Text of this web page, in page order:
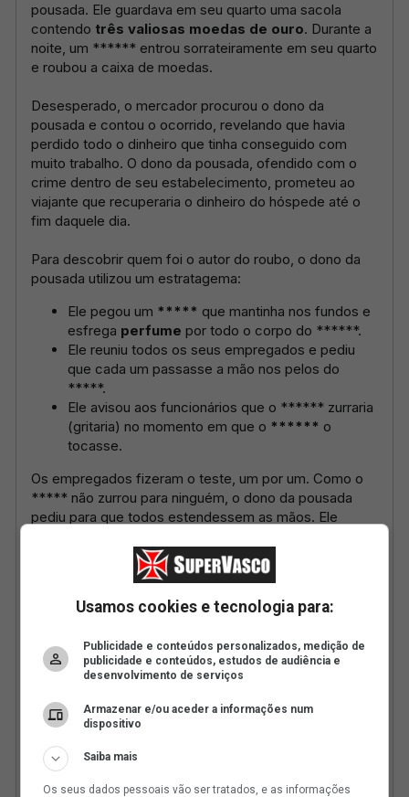
Usamos cookies e tecnologia para:
Publicidade e conteúdos personalizados, medição de
publicidade e conteúdos, estudos de audiência e
desenvolvimento de serviços
Armazenar e/ou aceder a informações num
dispositivo
Saiba mais
Os seus dados pessoais vão ser tratados, e as informações